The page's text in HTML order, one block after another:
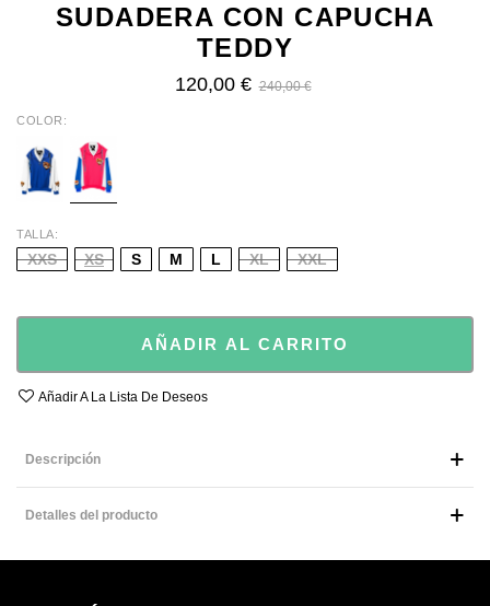
SUDADERA CON CAPUCHA
TEDDY
120,00 € 240,00 €
COLOR
PINK
TALLA
XXS XS S M L XL XXL
AÑADIR AL CARRITO
Añadir A La Lista De Deseos
Descripción
Detalles del producto